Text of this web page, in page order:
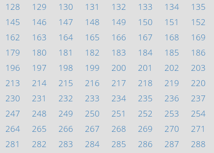
128 129 130 131 132 133 134 135
145 146 147 148 149 150 151 152
162 163 164 165 166 167 168 169
179 180 181 182 183 184 185 186
196 197 198 199 200 201 202 203
213 214 215 216 217 218 219 220
230 231 232 233 234 235 236 237
247 248 249 250 251 252 253 254
264 265 266 267 268 269 270 271
281 282 283 284 285 286 287 288